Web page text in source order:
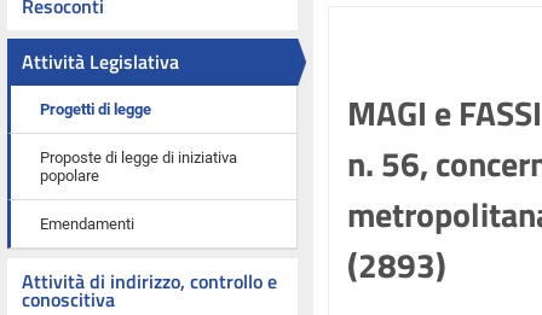
Resoconti
Attività Legislativa
Progetti di legge
Proposte di legge di iniziativa
popolare
Emendamenti
Attività di indirizzo, controllo e
conoscitiva
MAGI e
n. 56,
(2893)